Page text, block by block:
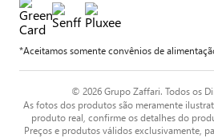
*Aceitamos somente convênios de
© 2026 Grupo Zaffari. Todos os
As fotos dos produtos são meramente
produto real, confirme os detalhes do
Preços e produtos válidos exclusivamente,